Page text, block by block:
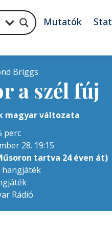
Mutatók Stat
Briggs
a szél fúj
magyar változata
perc
28. 19:15
tartva 24 éven át)
hangjáték
Rádió